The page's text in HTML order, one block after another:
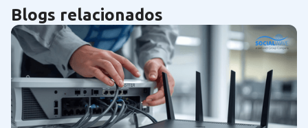
Blogs relacionados